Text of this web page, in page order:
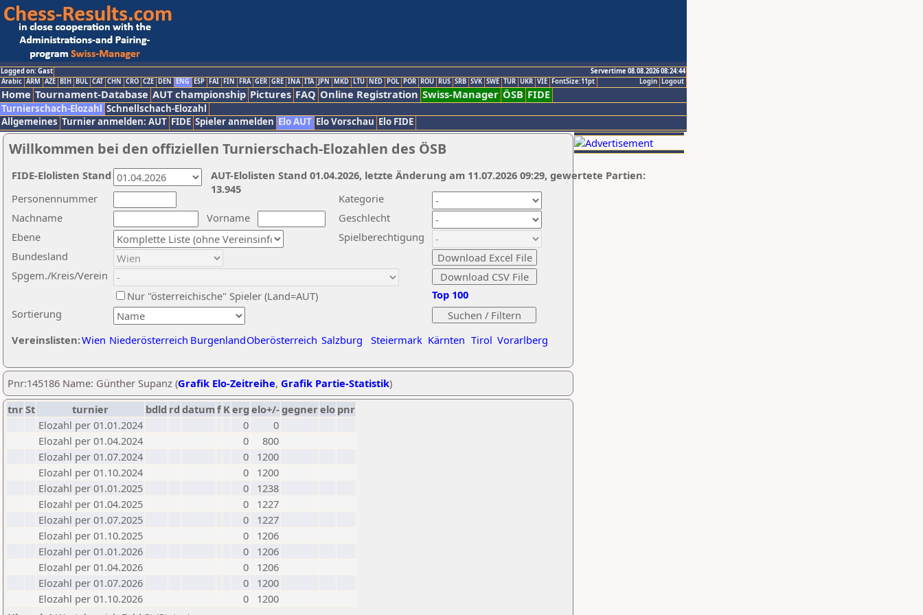
Logged on: Gast
Servertime 08.08.2026 08:24:44
Logout
Login
Arabic ARM AZE BIH BUL CAT CHN CRO CZE DEN ENG ESP FAI FIN FRA GER GRE INA ITA JPN MKD LTU NED POL POR ROU RUS SRB SVK SWE TUR UKR VIE FontSize:11pt
Home Tournament-Database AUT championship Pictures FAQ Online Registration Swiss-Manager ÖSB FIDE
Turnierschach-Elozahl Schnellschach-Elozahl
Allgemeines Turnier anmelden: AUT FIDE Spieler anmelden Elo AUT Elo Vorschau Elo FIDE
Willkommen bei den offiziellen Turnierschach-Elozahlen des ÖSB
Nachname
Vorname
Ebene
Kategorie
Sortierung
Personennummer
Bundesland
Spgem./Kreis/Verein
Geschlecht
Nur "österreichische" Spieler (Land=AUT)
Spielberechtigung
Vereinslisten:Wien Niederösterreich BurgenlandOberösterreich Salzburg Steiermark Kärnten Tirol Vorarlberg
Top 100
AUT-Elolisten Stand 01.04.2026, letzte Änderung am 11.07.2026 09:29, gewertete Partien:
13.945
FIDE-Elolisten Stand
Pnr:145186 Name: Günther Supanz (Grafik Elo-Zeitreihe, Grafik Partie-Statistik)
tnrSt turnier bdld rd datumf Kerg elo+/-gegnerelo pnr
Elozahl per 01.01.2024
0
0
Elozahl per 01.04.2024
0
800
Elozahl per 01.07.2024
0
1200
Elozahl per 01.10.2024
0
1200
Elozahl per 01.01.2025
0
1238
Elozahl per 01.04.2025
0
1227
Elozahl per 01.07.2025
0
1227
Elozahl per 01.10.2025
0
1206
Elozahl per 01.01.2026
0
1206
Elozahl per 01.04.2026
0
1206
Elozahl per 01.07.2026
0
1200
Elozahl per 01.10.2026
0
1200